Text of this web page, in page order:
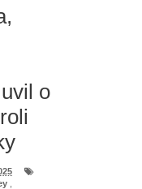
Kapitána
o